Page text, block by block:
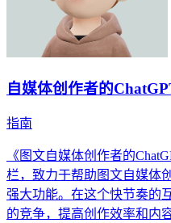
自媒体创作者的
指南
《图文自媒体创作者的
栏，致力于帮助图文自媒体
强大功能。在这个快节奏的
的竞争，提高创作效率和内